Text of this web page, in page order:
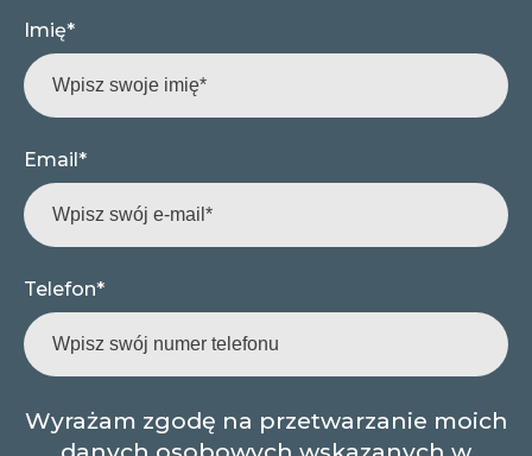
Imię*
Email *
Telefon*
Wyrażam zgodę na przetwarzanie moich